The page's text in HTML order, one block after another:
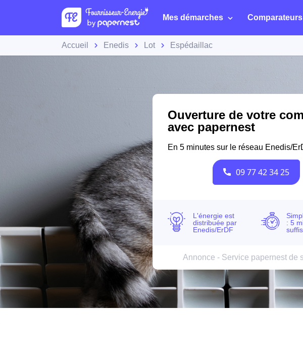
Mes démarches Comparateurs
Accueil Enedis Lot Espédaillac